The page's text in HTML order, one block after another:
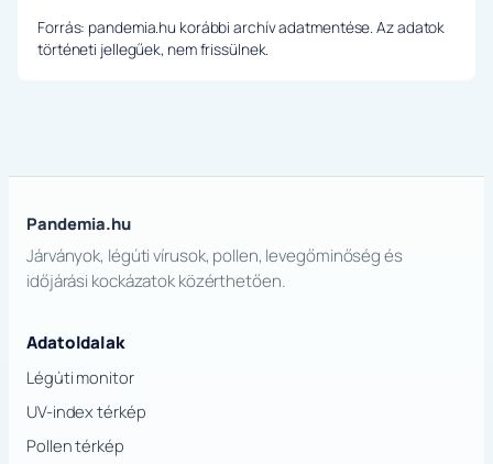
Forrás: pandemia.hu korábbi archív adatmentése. Az adatok
történeti jellegűek, nem frissülnek.
Pandemia.hu
Járványok, légúti vírusok, pollen, levegőminőség és
időjárási kockázatok közérthetően.
Adatoldalak
Légúti monitor
UV-index térkép
Pollen térkép